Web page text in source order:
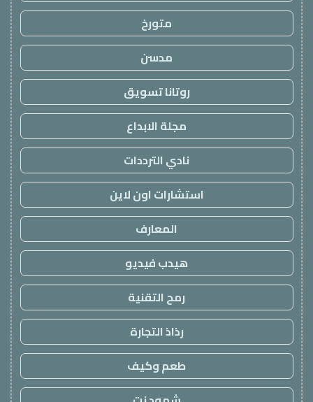
متورخ
مدسن
روتانا تسويق
مجلة الابداع
نادي الترددات
استشارات اون لاين
المعارف
هيدب فيديو
رمح التقنية
رذاذ التجارة
طعم وكيف